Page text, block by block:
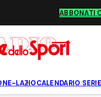
ABBONATI
LAZIOCALENDARIO